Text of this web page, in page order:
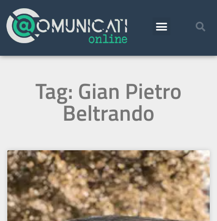
Tag: Gian Pietro
Beltrando